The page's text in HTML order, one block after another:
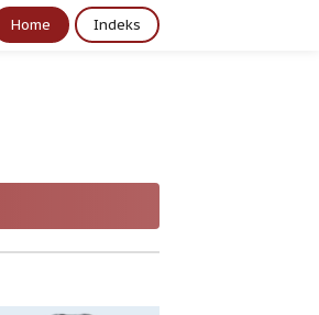
Home Indeks